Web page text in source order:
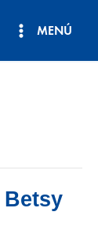
MENÚ
Betsy